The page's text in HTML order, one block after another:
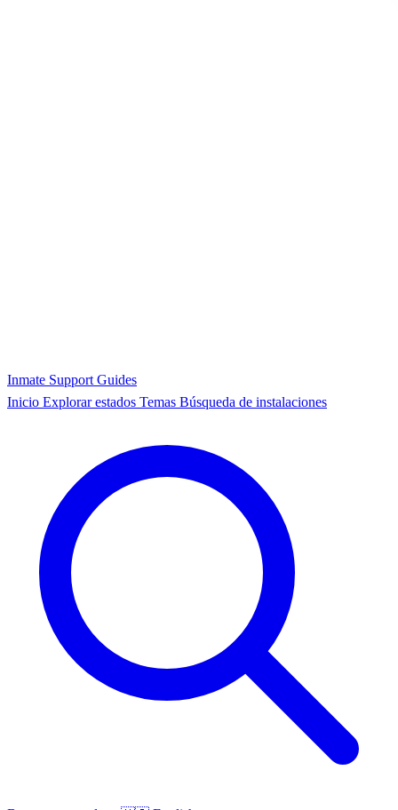
Inmate Support Guides
Inicio Explorar estados Temas Búsqueda de instalaciones